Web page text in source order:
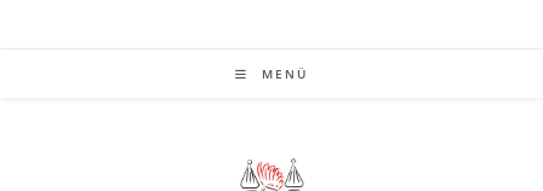
MENÜ